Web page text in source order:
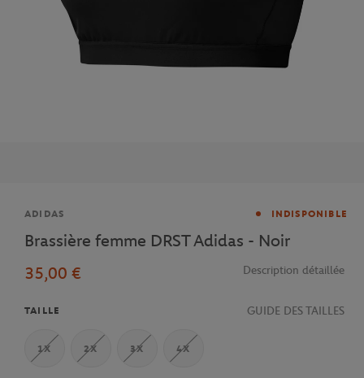
Marque
ADIDAS INDISPONIBLE
Brassière femme DRST Adidas - Noir
35,00 €
Description détaillée
TAILLE GUIDE DES TAILLES
1X 2X 3X 4X